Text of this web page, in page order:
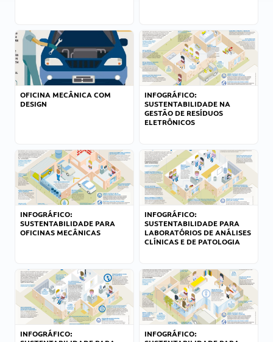
OFICINA MECÂNICA COM
DESIGN
INFOGRÁFICO:
SUSTENTABILIDADE NA
GESTÃO DE RESÍDUOS
ELETRÔNICOS
INFOGRÁFICO:
SUSTENTABILIDADE PARA
OFICINAS MECÂNICAS
INFOGRÁFICO:
SUSTENTABILIDADE PARA
LABORATÓRIOS DE ANÁLISES
CLÍNICAS E DE PATOLOGIA
INFOGRÁFICO:
INFOGRÁFICO: